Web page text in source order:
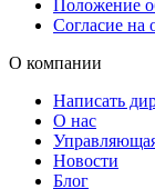
Доставка
плоттерной
Положение
Согласие на
О компании
Написать
О нас
Новости
Блог